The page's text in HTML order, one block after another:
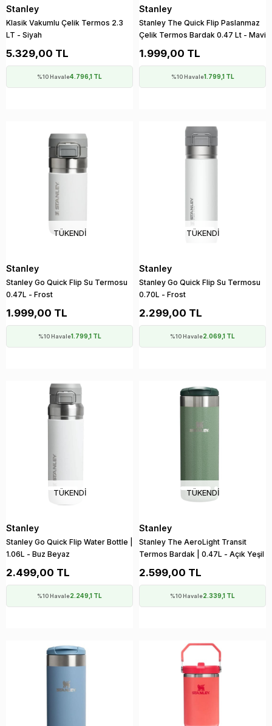
Stanley
Klasik Vakumlu Çelik Termos 2.3
LT - Siyah
5.329,00 TL
%10 Havale4.796,1 TL
Stanley
Stanley The Quick Flip Paslanmaz
Çelik Termos Bardak 0.47 Lt - Mavi
1.999,00 TL
%10 Havale1.799,1 TL
TÜKENDI
Stanley
Stanley Go Quick Flip Su Termosu
0.47L - Frost
1.999,00 TL
%10 Havale1.799,1 TL
TÜKENDI
Stanley
Stanley Go Quick Flip Su Termosu
0.70L - Frost
2.299,00 TL
%10 Havale2.069,1 TL
TÜKENDI
Stanley
Stanley Go Quick Flip Water Bottle |
1.06L - Buz Beyaz
2.499,00 TL
%10 Havale2.249,1 TL
TÜKENDI
Stanley
Stanley The AeroLight Transit
Termos Bardak | 0.47L - Açık Yeşil
2.599,00 TL
%10 Havale2.339,1 TL